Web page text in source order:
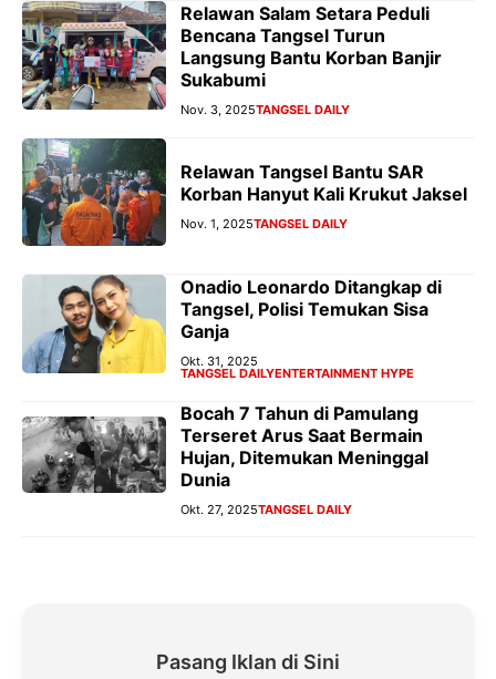
Relawan Salam Setara Peduli
Bencana Tangsel Turun
Langsung Bantu Korban Banjir
Sukabumi
Nov. 3, 2025TANGSEL DAILY
Relawan Tangsel Bantu SAR
Korban Hanyut Kali Krukut Jaksel
Nov. 1, 2025TANGSEL DAILY
Onadio Leonardo Ditangkap di
Tangsel, Polisi Temukan Sisa
Ganja
Okt. 31, 2025
TANGSEL DAILYENTERTAINMENT HYPE
Bocah 7 Tahun di Pamulang
Terseret Arus Saat Bermain
Hujan, Ditemukan Meninggal
Dunia
Okt. 27, 2025TANGSEL DAILY
Pasang Iklan di Sini